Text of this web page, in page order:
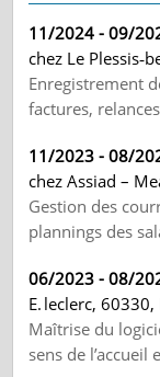
11/2024 - 09/
chez Le
Enregistrement
factures,
11/2023 - 08/
chez Assiad –
Gestion des
plannings des
06/2023 - 08/
E. leclerc,
Maîtrise du
sens de l’accueil